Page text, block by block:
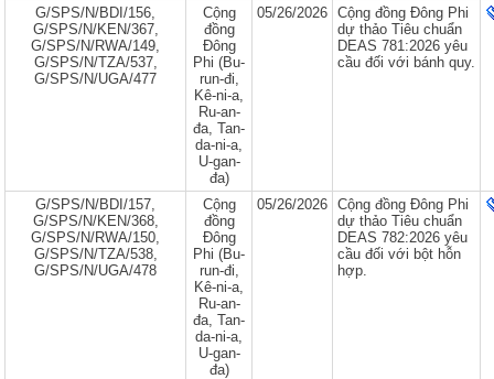
G/SPS/N/BDI/156,
G/SPS/N/KEN/367,
G/SPS/N/RWA/149,
G/SPS/N/TZA/537,
G/SPS/N/UGA/477
Cộng
đồng
Đông
Phi (Bu-
run-đi,
Kê-ni-a,
Ru-an-
đa, Tan-
da-ni-a,
U-gan-
đa)
05/26/2026
Cộng đồng Đông Phi
dự thảo Tiêu chuẩn
DEAS 781:2026 yêu
cầu đối với bánh quy.
G/SPS/N/BDI/157,
G/SPS/N/KEN/368,
G/SPS/N/RWA/150,
G/SPS/N/TZA/538,
G/SPS/N/UGA/478
Cộng
đồng
Đông
Phi (Bu-
run-đi,
Kê-ni-a,
Ru-an-
đa, Tan-
da-ni-a,
U-gan-
đa)
05/26/2026
Cộng đồng Đông Phi
dự thảo Tiêu chuẩn
DEAS 782:2026 yêu
cầu đối với bột hỗn
hợp.